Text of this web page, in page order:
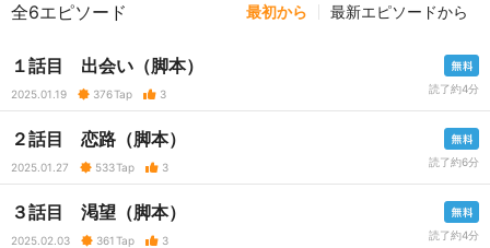
全6エピソード 最初から 最新エピソードから
１話目 出会い（脚本）
2025.01.19 376Tap 3 読了約4分
２話目 恋路（脚本）
2025.01.27 533Tap 3 読了約6分
３話目 渇望（脚本）
2025.02.03 361Tap 3 読了約4分